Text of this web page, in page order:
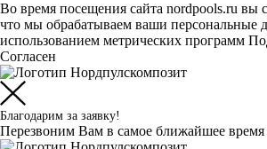
Во время посещения сайта nordpools.ru вы
что мы обрабатываем ваши персональные
использованием метрических программ
Согласен
Благодарим за заявку!
Перезвоним Вам в самое ближайшее время